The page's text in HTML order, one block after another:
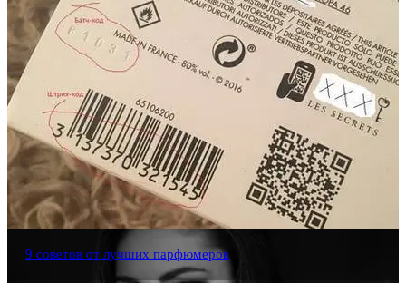
9 советов от лучших парфюмеров